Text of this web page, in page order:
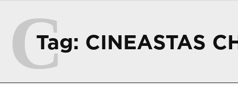
Tag: CINEASTAS
C